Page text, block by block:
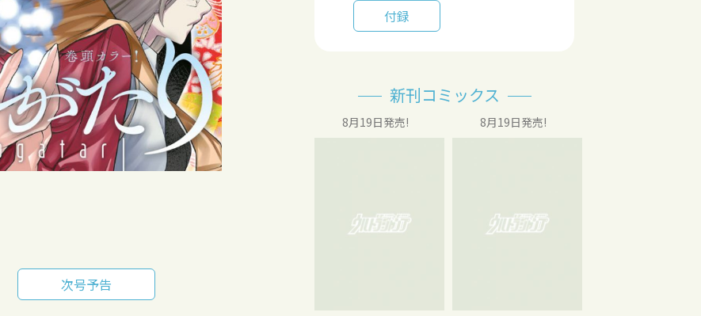
次号予告
付録
新刊コミックス
8月19日発売! 8月19日発売!